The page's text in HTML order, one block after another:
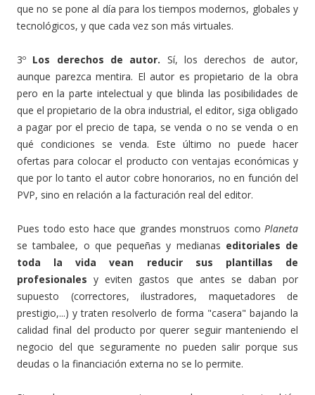
que no se pone al día para los tiempos modernos, globales y
tecnológicos, y que cada vez son más virtuales.
3º Los derechos de autor. Sí, los derechos de autor,
aunque parezca mentira. El autor es propietario de la obra
pero en la parte intelectual y que blinda las posibilidades de
que el propietario de la obra industrial, el editor, siga obligado
a pagar por el precio de tapa, se venda o no se venda o en
qué condiciones se venda. Este último no puede hacer
ofertas para colocar el producto con ventajas económicas y
que por lo tanto el autor cobre honorarios, no en función del
PVP, sino en relación a la facturación real del editor.
Pues todo esto hace que grandes monstruos como Planeta
se tambalee, o que pequeñas y medianas editoriales de
toda la vida vean reducir sus plantillas de
profesionales y eviten gastos que antes se daban por
supuesto (correctores, ilustradores, maquetadores de
prestigio,...) y traten resolverlo de forma "casera" bajando la
calidad final del producto por querer seguir manteniendo el
negocio del que seguramente no pueden salir porque sus
deudas o la financiación externa no se lo permite.